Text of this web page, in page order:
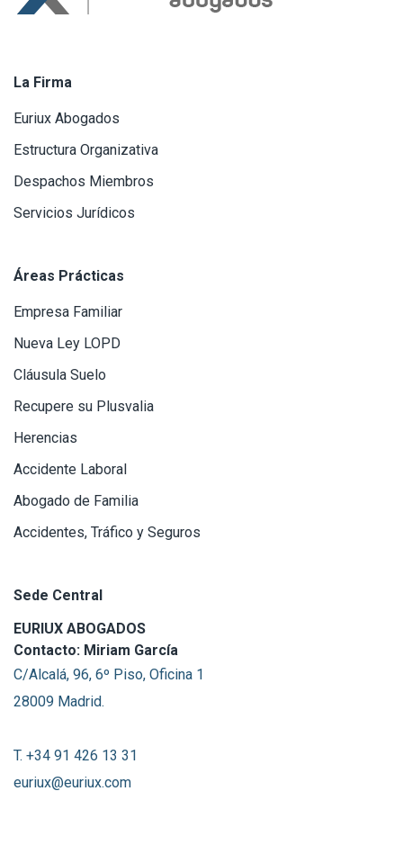
La Firma
Euriux Abogados
Estructura Organizativa
Despachos Miembros
Servicios Jurídicos
Áreas Prácticas
Empresa Familiar
Nueva Ley LOPD
Cláusula Suelo
Recupere su Plusvalia
Herencias
Accidente Laboral
Abogado de Familia
Accidentes, Tráfico y Seguros
Sede Central
EURIUX ABOGADOS
Contacto: Miriam García
C/Alcalá, 96, 6º Piso, Oficina 1
28009 Madrid.
T. +34 91 426 13 31
euriux@euriux.com